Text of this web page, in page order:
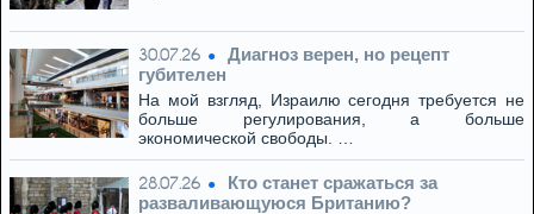
30.07.26
Диагноз верен, но рецепт
губителен
На мой взгляд, Израилю сегодня требуется не
больше регулирования, а больше
экономической свободы. …
28.07.26
Кто станет сражаться за
разваливающуюся Британию?